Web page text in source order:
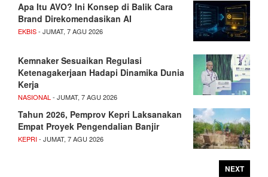
Apa Itu AVO? Ini Konsep di Balik Cara
Brand Direkomendasikan AI
EKBIS- JUMAT, 7 AGU 2026
Kemnaker Sesuaikan Regulasi
Ketenagakerjaan Hadapi Dinamika Dunia
Kerja
NASIONAL- JUMAT, 7 AGU 2026
Tahun 2026, Pemprov Kepri Laksanakan
Empat Proyek Pengendalian Banjir
KEPRI- JUMAT, 7 AGU 2026
NEXT